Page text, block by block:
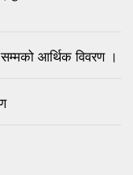
आर्थिक विवरण ।